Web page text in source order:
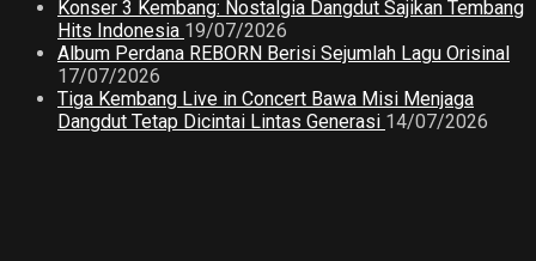
Konser 3 Kembang: Nostalgia Dangdut Sajikan Tembang
Hits Indonesia 19/07/2026
Album Perdana REBORN Berisi Sejumlah Lagu Orisinal
17/07/2026
Tiga Kembang Live in Concert Bawa Misi Menjaga
Dangdut Tetap Dicintai Lintas Generasi 14/07/2026